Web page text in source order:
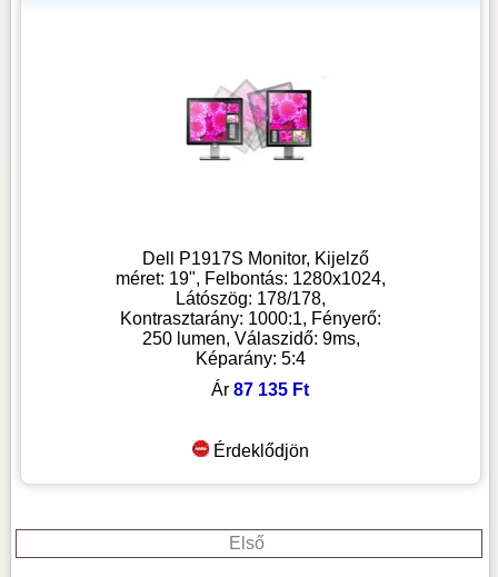
Dell P1917S Monitor, Kijelző
méret: 19", Felbontás: 1280x1024,
Látószög: 178/178,
Kontrasztarány: 1000:1, Fényerő:
250 lumen, Válaszidő: 9ms,
Képarány: 5:4
Ár87 135 Ft
Érdeklődjön
Első